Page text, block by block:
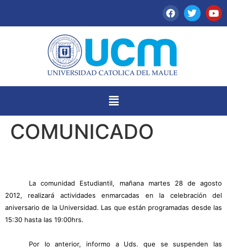
COMUNICADO
La comunidad Estudiantil, mañana martes 28 de agosto
2012, realizará actividades enmarcadas en la celebración del
aniversario de la Universidad. Las que están programadas desde las
15:30 hasta las 19:00hrs.
Por lo anterior, informo a Uds. que se suspenden las